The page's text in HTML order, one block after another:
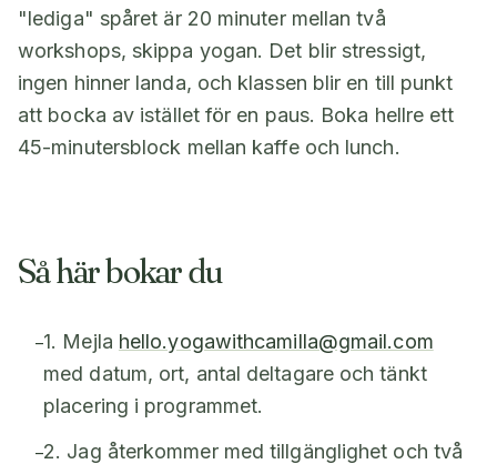
"lediga" spåret är 20 minuter mellan två
workshops, skippa yogan. Det blir stressigt,
ingen hinner landa, och klassen blir en till punkt
att bocka av istället för en paus. Boka hellre ett
45-minutersblock mellan kaffe och lunch.
Så här bokar du
–1. Mejla hello.yogawithcamilla@gmail.com
med datum, ort, antal deltagare och tänkt
placering i programmet.
–2. Jag återkommer med tillgänglighet och två